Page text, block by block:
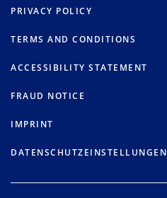
PRIVACY POLICY
TERMS AND CONDITIONS
ACCESSIBILITY STATEMENT
FRAUD NOTICE
IMPRINT
DATENSCHUTZEINSTELLUNGEN